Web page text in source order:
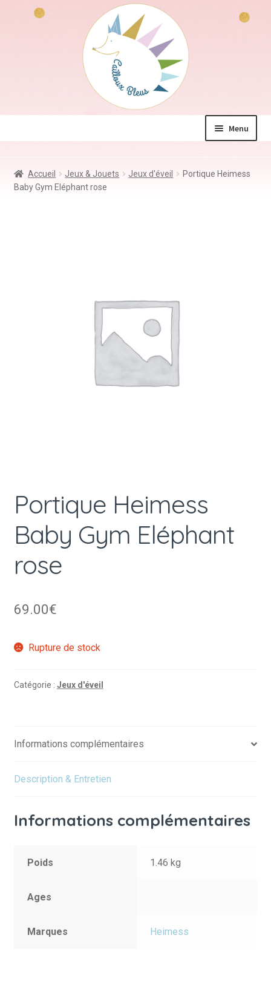
Menu
Jeux & Jouets
Accueil Jeux & Jouets Jeux d'éveil
Portique Heimess
Baby Gym Eléphant rose
Portique Heimess
Baby Gym Eléphant
rose
69.00€
Rupture de stock
Catégorie : Jeux d'éveil
Informations complémentaires
Description & Entretien
Informations complémentaires
Poids 1.46 kg
Ages
Marques Heimess